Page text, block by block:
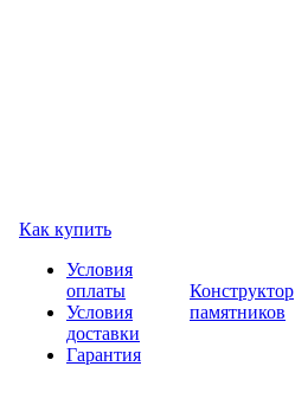
Как купить
Условия
оплаты
Условия
доставки
Гарантия
Конструктор
памятников